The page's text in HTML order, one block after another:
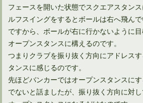
ユーティリティは打ち方によってボール
フェースを開いた状態でスクエアスタン
ルフスイングをするとボールは右へ飛んで
ですから、ボールが右に行かないように
オープンスタンスに構えるのです。
つまりクラブを振り抜く方向にアドレス
タンスに感じるのです。
先ほどバンカーではオープンスタンスに
でないと話ましたが、振り抜く方向に対